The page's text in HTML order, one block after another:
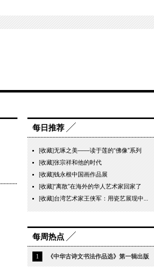
每日推荐
[收藏]无琢之美——读于莲的“佛像”系列
[收藏]张宗祥和他的时代
[收藏]钱永根中国画作品展
[收藏]“离散”在海外的华人艺术家回家了
[收藏]台湾艺术家王侠军：用瓷艺展现中...
每周热点
1 《中华古诗文书法作品选》第一辑出版